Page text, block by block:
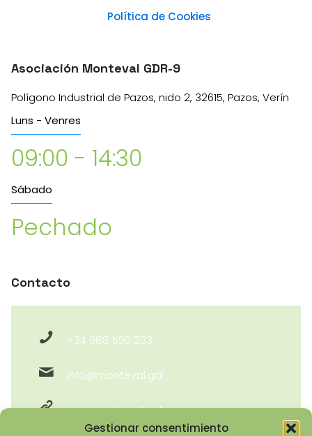
Gestionar consentimiento
Política de Cookies
Asociación Monteval GDR-9
Polígono Industrial de Pazos, nido 2, 32615, Pazos, Verín
Luns - Venres
09:00 - 14:30
Sábado
Pechado
Contacto
+34 988 590 233
info@monteval.gal
www.monteval.gal